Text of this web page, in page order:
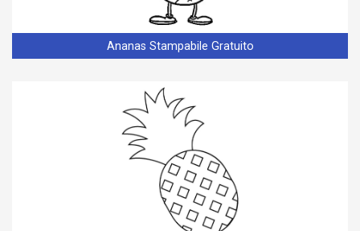
Ananas Stampabile Gratuito